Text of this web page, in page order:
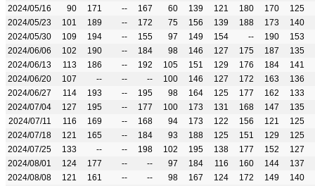
2024/05/16
90 171 -- 167 60 139 121 180 170
125
2024/05/23
101 189 -- 172 75 156 139 188 173
140
2024/05/30
109 194 -- 155 97 149 154 -- 190
153
2024/06/06
102 190 -- 184 98 146 127 175 187
135
2024/06/13
113 186 -- 192 105 151 129 176 184
141
2024/06/20
107 -- -- -- 100 146 127 172 163
136
2024/06/27
114 193 -- 195 98 164 125 177 162
133
2024/07/04
127 195 -- 177 100 173 131 168 147
135
2024/07/11
116 169 -- 168 94 173 122 156 121
125
2024/07/18
121 165 -- 184 93 188 125 151 129
125
2024/07/25
133 -- -- 198 102 195 138 177 152
127
2024/08/01
124 177 -- -- 97 184 116 160 144
137
2024/08/08
121 161 -- -- 98 167 124 172 149
140